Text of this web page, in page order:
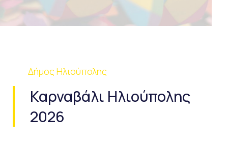
Δήμος Ηλιούπολης
Καρναβάλι Ηλιούπολης
2026